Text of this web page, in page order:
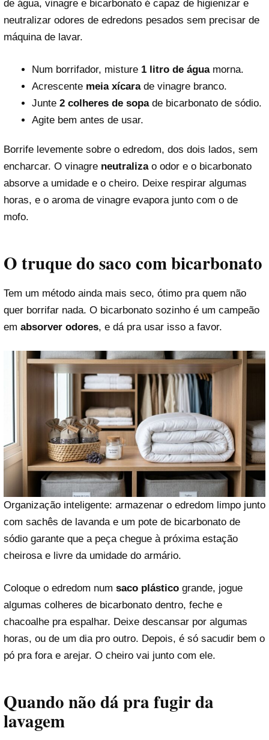
de água, vinagre e bicarbonato é capaz de higienizar e
neutralizar odores de edredons pesados sem precisar de
máquina de lavar.
Num borrifador, misture 1 litro de águamorna.
Acrescente meia xícarade vinagre branco.
Junte 2 colheres de sopade bicarbonato de sódio.
Agite bem antes de usar.
Borrife levemente sobre o edredom, dos dois lados, sem
encharcar. O vinagre neutralizao odor e o bicarbonato
absorve a umidade e o cheiro. Deixe respirar algumas
horas, e o aroma de vinagre evapora junto com o de
mofo.
O truque do saco com bicarbonato
Tem um método ainda mais seco, ótimo pra quem não
quer borrifar nada. O bicarbonato sozinho é um campeão
em absorver odores, e dá pra usar isso a favor.
Organização inteligente: armazenar o edredom limpo junto
com sachês de lavanda e um pote de bicarbonato de
sódio garante que a peça chegue à próxima estação
cheirosa e livre da umidade do armário.
Coloque o edredom num saco plástico grande, jogue
algumas colheres de bicarbonato dentro, feche e
chacoalhe pra espalhar. Deixe descansar por algumas
horas, ou de um dia pro outro. Depois, é só sacudir bem o
pó pra fora e arejar. O cheiro vai junto com ele.
Quando não dá pra fugir da
lavagem